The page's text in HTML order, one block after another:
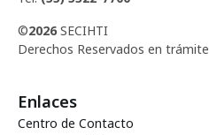
©2026 SECIHTI
Derechos Reservados en trámite
Enlaces
Centro de Contacto